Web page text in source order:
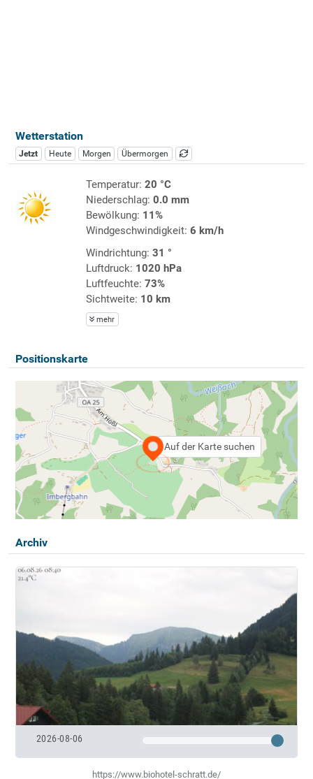
Wetterstation
Jetzt Heute Morgen Übermorgen
Temperatur: 20 °C
Niederschlag: 0.0 mm
Bewölkung: 11%
Windgeschwindigkeit: 6 km/h
Windrichtung: 31 °
Luftdruck: 1020 hPa
Luftfeuchte: 73%
Sichtweite: 10 km
mehr
Positionskarte
Auf der Karte suchen
Archiv
2026-08-06
https://www.biohotel-schratt.de/